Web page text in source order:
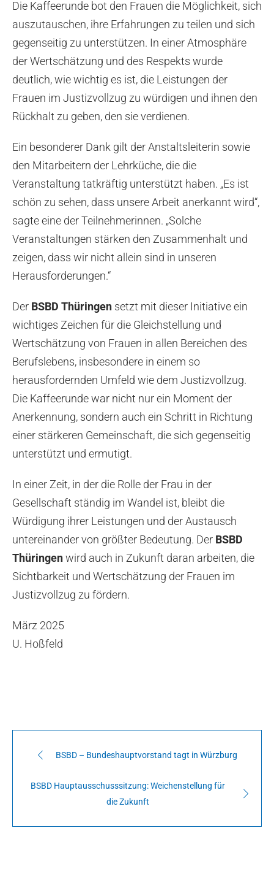
Die Kaffeerunde bot den Frauen die Möglichkeit, sich
auszutauschen, ihre Erfahrungen zu teilen und sich
gegenseitig zu unterstützen. In einer Atmosphäre
der Wertschätzung und des Respekts wurde
deutlich, wie wichtig es ist, die Leistungen der
Frauen im Justizvollzug zu würdigen und ihnen den
Rückhalt zu geben, den sie verdienen.
Ein besonderer Dank gilt der Anstaltsleiterin sowie
den Mitarbeitern der Lehrküche, die die
Veranstaltung tatkräftig unterstützt haben. „Es ist
schön zu sehen, dass unsere Arbeit anerkannt wird“,
sagte eine der Teilnehmerinnen. „Solche
Veranstaltungen stärken den Zusammenhalt und
zeigen, dass wir nicht allein sind in unseren
Herausforderungen.“
Der BSBD Thüringen setzt mit dieser Initiative ein
wichtiges Zeichen für die Gleichstellung und
Wertschätzung von Frauen in allen Bereichen des
Berufslebens, insbesondere in einem so
herausfordernden Umfeld wie dem Justizvollzug.
Die Kaffeerunde war nicht nur ein Moment der
Anerkennung, sondern auch ein Schritt in Richtung
einer stärkeren Gemeinschaft, die sich gegenseitig
unterstützt und ermutigt.
In einer Zeit, in der die Rolle der Frau in der
Gesellschaft ständig im Wandel ist, bleibt die
Würdigung ihrer Leistungen und der Austausch
untereinander von größter Bedeutung. Der BSBD
Thüringenwird auch in Zukunft daran arbeiten, die
Sichtbarkeit und Wertschätzung der Frauen im
Justizvollzug zu fördern.
März 2025
U. Hoßfeld
BSBD – Bundeshauptvorstand tagt in Würzburg
BSBD Hauptausschusssitzung: Weichenstellung für
die Zukunft